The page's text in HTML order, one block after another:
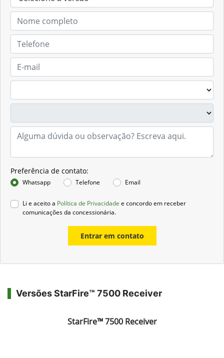
Preferência de contato:
Whatsapp Telefone Email
Li e aceito a Política de Privacidade e concordo em receber
comunicações da concessionária.
Entrar em contato
Versões StarFire™ 7500 Receiver
StarFire™ 7500 Receiver